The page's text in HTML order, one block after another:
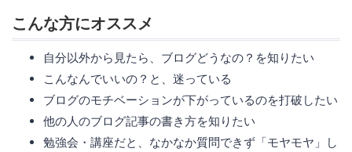
こんな方にオススメ
自分以外から見たら、ブログどうなの？を知りたい
こんなんでいいの？と、迷っている
ブログのモチベーションが下がっているのを打破したい
他の人のブログ記事の書き方を知りたい
勉強会・講座だと、なかなか質問できず「モヤモヤ」し